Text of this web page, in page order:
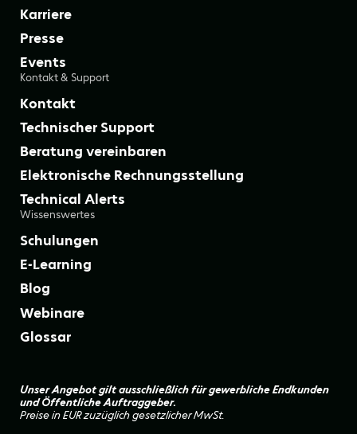
Karriere
Presse
Events
Kontakt & Support
Kontakt
Technischer Support
Beratung vereinbaren
Elektronische Rechnungsstellung
Technical Alerts
Wissenswertes
Schulungen
E-Learning
Blog
Webinare
Glossar
Unser Angebot gilt ausschließlich für gewerbliche Endkunden
und Öffentliche Auftraggeber.
Preise in EUR zuzüglich gesetzlicher MwSt.